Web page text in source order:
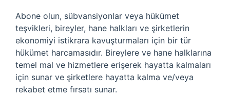
Abone olun, sübvansiyonlar veya hükümet
teşvikleri, bireyler, hane halkları ve şirketlerin
ekonomiyi istikrara kavuşturmaları için bir tür
hükümet harcamasıdır. Bireylere ve hane halklarına
temel mal ve hizmetlere erişerek hayatta kalmaları
için sunar ve şirketlere hayatta kalma ve/veya
rekabet etme fırsatı sunar.